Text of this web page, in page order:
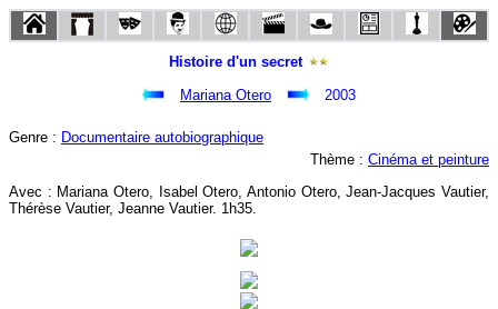
Histoire d'un secret
Mariana Otero
2003
Genre : Documentaire autobiographique
Thème : Cinéma et peinture
Avec : Mariana Otero, Isabel Otero, Antonio Otero, Jean-Jacques Vautier,
Thérèse Vautier, Jeanne Vautier. 1h35.